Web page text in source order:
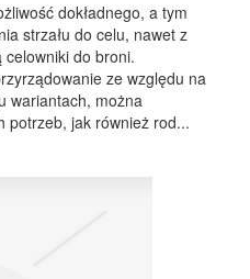
dokładnego, a tym
strzału do celu, nawet z
celowniki do broni.
ze względu na
wariantach, można
potrzeb, jak również rod...